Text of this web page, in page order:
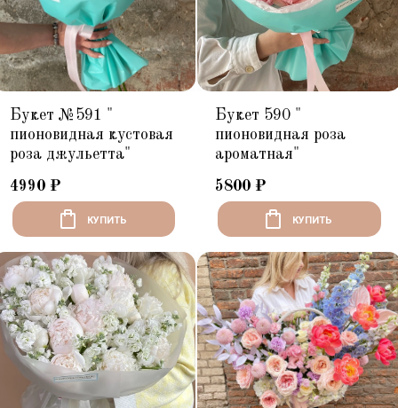
Букет №591 "
пионовидная кустовая
роза джульетта"
4990 ₽
КУПИТЬ
Букет 590 "
пионовидная роза
ароматная"
5800 ₽
КУПИТЬ